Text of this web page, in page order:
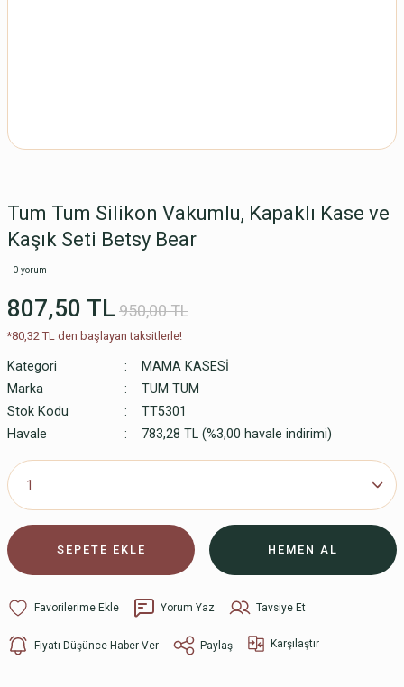
Tum Tum Silikon Vakumlu, Kapaklı Kase ve
Kaşık Seti Betsy Bear
0 yorum
807,50 TL 950,00 TL
*80,32 TL den başlayan taksitlerle!
Kategori
MAMA KASESİ
Marka
TUM TUM
Stok Kodu
TT5301
Havale
783,28 TL (%3,00 havale indirimi)
SEPETE EKLE HEMEN AL
Yorum Yaz Tavsiye Et
Fiyatı Düşünce Haber Ver Paylaş Karşılaştır